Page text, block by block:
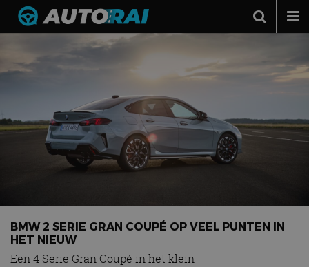
Autonieuws
Podcast
Automerken
Adverteren
MotorRAI.nl
BMW 2 SERIE GRAN COUPÉ OP VEEL PUNTEN IN
HET NIEUW
Een 4 Serie Gran Coupé in het klein